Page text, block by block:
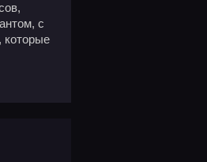
с
которые